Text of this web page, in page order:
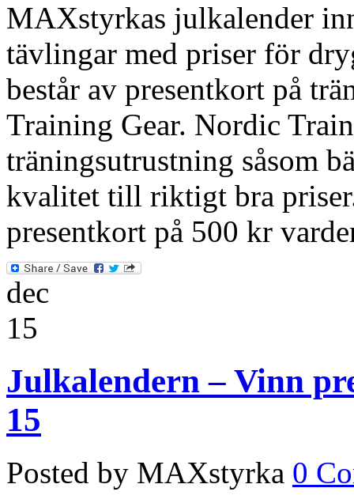
MAXstyrkas julkalender
tävlingar med priser för
består av presentkort på
Training Gear. Nordic
träningsutrustning såsom
kvalitet till riktigt bra
presentkort på 500 kr
dec
15
Julkalendern – Vinn
15
Posted by MAXstyrka 0